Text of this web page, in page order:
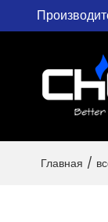
Главная /